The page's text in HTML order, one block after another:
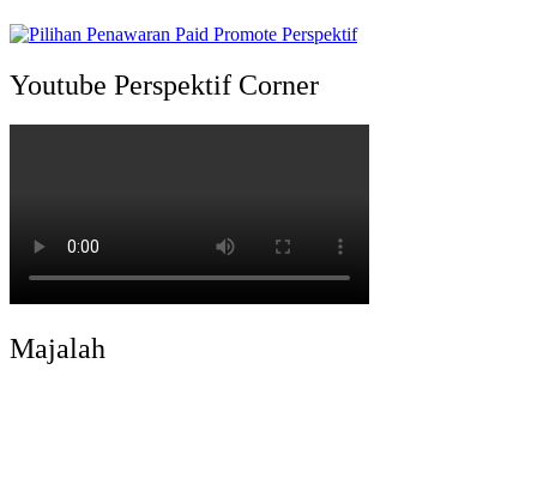
Youtube Perspektif Corner
Majalah